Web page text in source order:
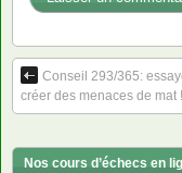
Conseil 293/365:
créer des menaces de mat !
Nos cours d’échecs en